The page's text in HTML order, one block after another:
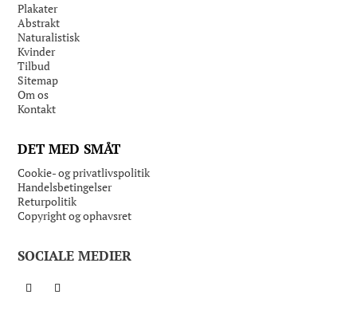
Plakater
Abstrakt
Naturalistisk
Kvinder
Tilbud
Sitemap
Om os
Kontakt
DET MED SMÅT
Cookie- og privatlivspolitik
Handelsbetingelser
Returpolitik
Copyright og ophavsret
SOCIALE MEDIER